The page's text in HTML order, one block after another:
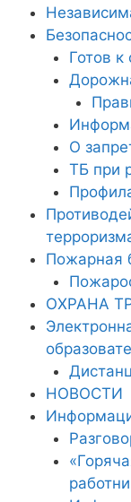
Готов к
О
ТБ при
Пожарная
ОХРАНА
НОВОСТИ